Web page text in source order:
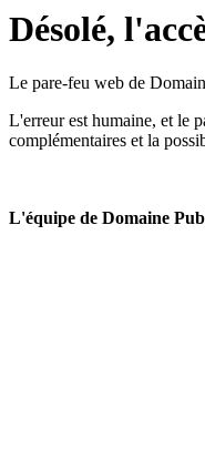
Désolé,
Le pare-feu web de
L'erreur est humaine, et le
complémentaires et la
L'équipe de Domaine